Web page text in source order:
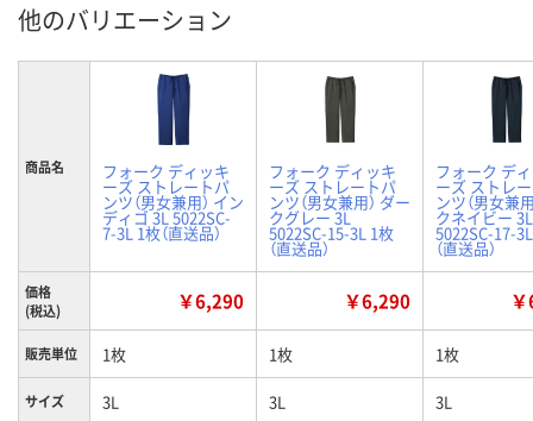
他のバリエーション
商品名 フォーク ディッキ
ーズ ストレートパ
ンツ（男女兼用） イン
ディゴ 3L 5022SC-
7-3L 1枚（直送品）
フォーク ディッキ
ーズ ストレートパ
ンツ（男女兼用） ダー
クグレー 3L
5022SC-15-3L 1枚
（直送品）
フォーク デ
ーズ ストレ
ンツ（男女兼
クネイビー 3L
5022SC-17-
（直送品）
価格
(税込)
￥6,290 ￥6,290
販売単位 1枚 1枚 1枚
サイズ 3L 3L 3L